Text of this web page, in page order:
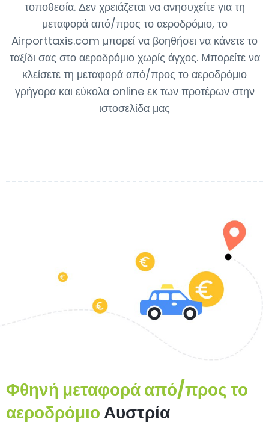
τοποθεσία. Δεν χρειάζεται να ανησυχείτε για τη
μεταφορά από/προς το αεροδρόμιο, το
Airporttaxis.com μπορεί να βοηθήσει να κάνετε το
ταξίδι σας στο αεροδρόμιο χωρίς άγχος. Μπορείτε να
κλείσετε τη μεταφορά από/προς το αεροδρόμιο
γρήγορα και εύκολα online εκ των προτέρων στην
ιστοσελίδα μας
Φθηνή μεταφορά από/προς το
αεροδρόμιοΑυστρία